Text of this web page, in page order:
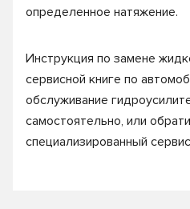
определенное натяжение.
Инструкция по замене
сервисной книге по
обслуживание
самостоятельно, или
специализированный